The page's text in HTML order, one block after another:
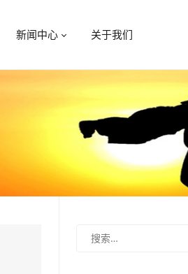
新闻中心 关于我们